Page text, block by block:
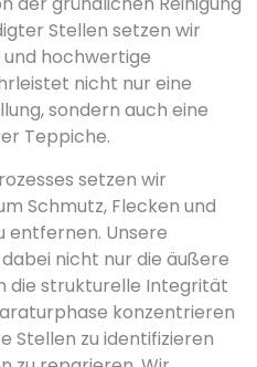
Stellen setzen wir
hochwertige
nicht nur eine
sondern auch eine
Teppiche.
setzen wir
Schmutz, Flecken und
entfernen. Unsere
nicht nur die äußere
die strukturelle Integrität
konzentrieren
Stellen zu identifizieren